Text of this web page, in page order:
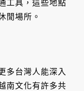
工具，這些地點
閒場所。
多台灣人能深入
南文化有許多共